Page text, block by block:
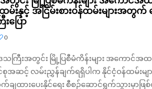
မ်းနှင့် အငြိမ်းစားဝန်ထမ်းများအတွ
ပြော
0
သကြီးအတွင်း မြို့ပြစီမံကိန်းများ အကောင်
အဆင့် လမ်းညွှန်ချက်ရရှိပါက နိုင်ငံ့ဝန်ထမ်းများ
ျထားပေးနိုင်ရေး စီစဉ်ဆောင်ရွက်သွားမှာ